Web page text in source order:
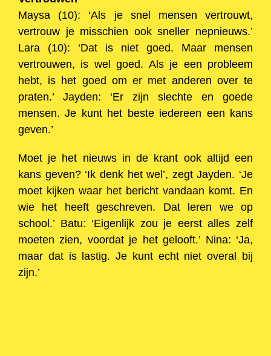
Maysa (10): ‘Als je snel mensen vertrouwt,
vertrouw je misschien ook sneller nepnieuws.’
Lara (10): ‘Dat is niet goed. Maar mensen
vertrouwen, is wel goed. Als je een probleem
hebt, is het goed om er met anderen over te
praten.’ Jayden: ‘Er zijn slechte en goede
mensen. Je kunt het beste iedereen een kans
geven.’
Moet je het nieuws in de krant ook altijd een
kans geven? ‘Ik denk het wel’, zegt Jayden. ‘Je
moet kijken waar het bericht vandaan komt. En
wie het heeft geschreven. Dat leren we op
school.’ Batu: ‘Eigenlijk zou je eerst alles zelf
moeten zien, voordat je het gelooft.’ Nina: ‘Ja,
maar dat is lastig. Je kunt echt niet overal bij
zijn.’